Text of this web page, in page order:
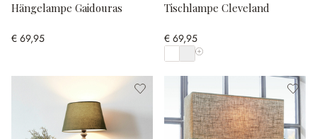
Hängelampe Gaidouras
€ 69,95
Tischlampe Cleveland
€ 69,95
Alle Farben anzeigen